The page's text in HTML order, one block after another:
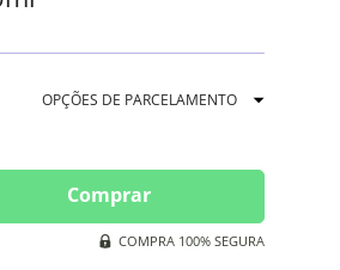
OPÇÕES DE PARCELAMENTO
Comprar
COMPRA 100% SEGURA